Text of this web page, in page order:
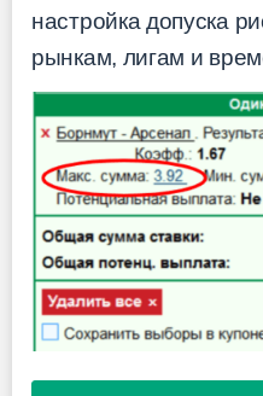
настройка допуска
рынкам, лигам и